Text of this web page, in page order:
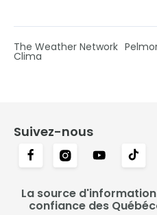
The Weather Network
Clima
Suivez-nous
La source
confiance des